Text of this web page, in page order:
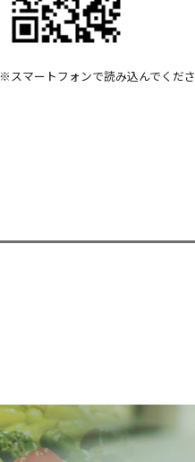
※スマートフォンで読み込んでくださ